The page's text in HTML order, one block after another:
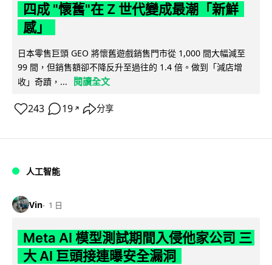
四成 "懷舊"在 Z 世代變成最潮「新鮮
感」
日本零售巨頭 GEO 將懷舊遊戲銷售門市從 1,000 間大幅減至
99 間，但銷售額卻不降反升至過往的 1.4 倍。做到「減店增
收」奇蹟，...
閱讀全文
243 19 ↗ 分享
人工智能
Vin 1 日
Meta AI 模型測試期間入侵他家公司 三
大 AI 巨頭接連曝安全漏洞